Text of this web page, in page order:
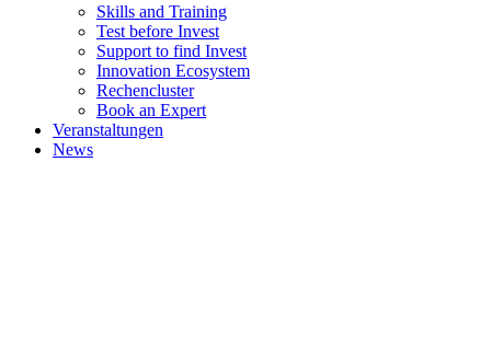
Skills and Training
Test before Invest
Support to find Invest
Innovation Ecosystem
Rechencluster​
Book an Expert
Veranstaltungen
News